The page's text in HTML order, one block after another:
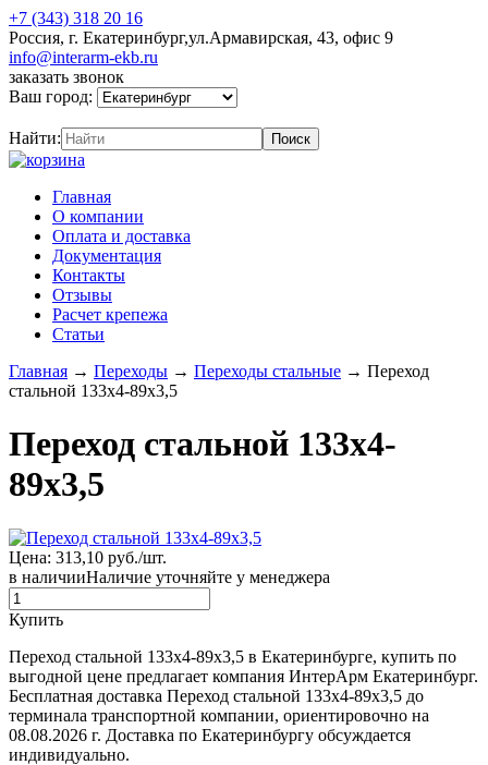
+7 (343) 318 20 16
Россия, г. Екатеринбург,ул.Армавирская, 43, офис 9
info@interarm-ekb.ru
заказать звонок
Ваш город:
Найти:
Главная
О компании
Оплата и доставка
Документация
Контакты
Отзывы
Расчет крепежа
Статьи
Главная → Переходы → Переходы стальные → Переход
стальной 133х4-89х3,5
Переход стальной 133х4-
89х3,5
Цена: 313,10 руб./шт.
в наличииНаличие уточняйте у менеджера
Купить
Переход стальной 133х4-89х3,5 в Екатеринбурге, купить по
выгодной цене предлагает компания ИнтерАрм Екатеринбург.
Бесплатная доставка Переход стальной 133х4-89х3,5 до
терминала транспортной компании, ориентировочно на
08.08.2026 г. Доставка по Екатеринбургу обсуждается
индивидуально.